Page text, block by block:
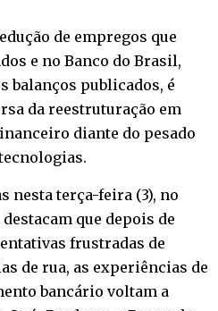
de empregos que
e no Banco do Brasil,
balanços publicados, é
da reestruturação em
diante do pesado
nesta terça-feira (3), no
que depois de
frustradas de
de rua, as experiências de
bancário voltam a